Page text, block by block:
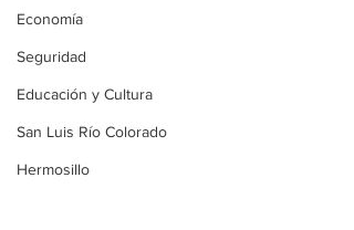
Economía
Seguridad
Educación y Cultura
San Luis Río Colorado
Hermosillo